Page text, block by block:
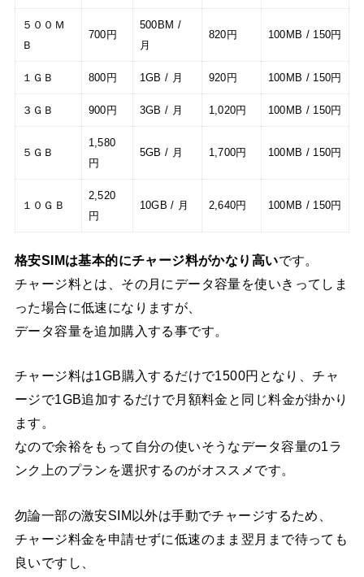
５００Ｍ
Ｂ
700円
500BM /
月
820円 100MB / 150円
１ＧＢ 800円 1GB / 月 920円 100MB / 150円
３ＧＢ 900円 3GB / 月 1,020円 100MB / 150円
５ＧＢ
1,580
円
5GB / 月 1,700円 100MB / 150円
１０ＧＢ
2,520
円
10GB / 月 2,640円 100MB / 150円
格安SIMは基本的にチャージ料がかなり高いです。
チャージ料とは、その月にデータ容量を使いきってしま
った場合に低速になりますが、
データ容量を追加購入する事です。
チャージ料は1GB購入するだけで1500円となり、チャ
ージで1GB追加するだけで月額料金と同じ料金が掛かり
ます。
なので余裕をもって自分の使いそうなデータ容量の1ラ
ンク上のプランを選択するのがオススメです。
勿論一部の激安SIM以外は手動でチャージするため、
チャージ料金を申請せずに低速のまま翌月まで待っても
良いですし、